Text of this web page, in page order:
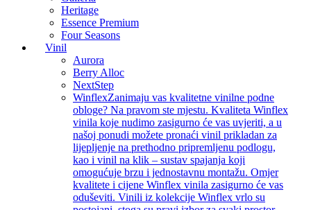
Heritage
Essence Premium
Four Seasons
Vinil
Aurora
Berry Alloc
NextStep
WinflexZanimaju vas kvalitetne vinilne podne
obloge? Na pravom ste mjestu. Kvaliteta Winflex
vinila koje nudimo zasigurno će vas uvjeriti, a u
našoj ponudi možete pronaći vinil prikladan za
lijepljenje na prethodno pripremljenu podlogu,
kao i vinil na klik – sustav spajanja koji
omogućuje brzu i jednostavnu montažu. Omjer
kvalitete i cijene Winflex vinila zasigurno će vas
oduševiti. Vinili iz kolekcije Winflex vrlo su